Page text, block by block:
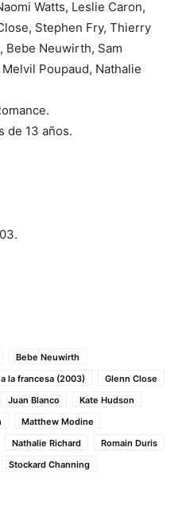
Watts, Leslie Caron,
Stephen Fry, Thierry
Bebe Neuwirth, Sam
Poupaud, Nathalie
de 13 años.
Bebe Neuwirth
la francesa (2003)
Glenn Close
Juan Blanco
Kate Hudson
Matthew Modine
Nathalie Richard
Romain Duris
Stockard Channing